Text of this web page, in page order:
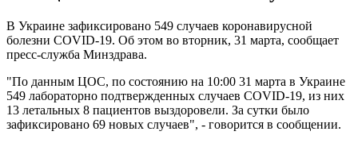
В Украине зафиксировано 549 случаев коронавирусной
болезни COVID-19. Об этом во вторник, 31 марта, сообщает
пресс-служба Минздрава.
"По данным ЦОС, по состоянию на 10:00 31 марта в Украине
549 лабораторно подтвержденных случаев COVID-19, из них
13 летальных 8 пациентов выздоровели. За сутки было
зафиксировано 69 новых случаев", - говорится в сообщении.